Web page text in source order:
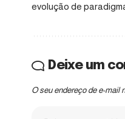
evolução de
Deixe um
O seu endereço de e-mail